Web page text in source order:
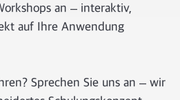
an – interaktiv,
auf Ihre Anwendung
Sprechen Sie uns an – wir